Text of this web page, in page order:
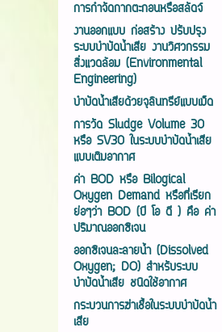
การกำจัดกากตะกอนหรือสลัดจ์
งานออกแบบ ก่อสร้าง ปรับปรุง
ระบบบำบัดน้ำเสีย งานวิศวกรรม
สิ่งแวดล้อม (Environmental
Engineering)
บำบัดน้ำเสียด้วยจุลินทรีย์แบบเม็ด
การวัด Sludge Volume 30
หรือ SV30 ในระบบบำบัดน้ำเสีย
แบบเติมอากาศ
ค่า BOD หรือ Bilogical
Oxygen Demand หรือที่เรียก
ย่อๆว่า BOD (บี โอ ดี ) คือ ค่า
ปริมาณออกซิเจน
ออกซิเจนละลายน้ำ (Dissolved
Oxygen; DO) สำหรับระบบ
บำบัดน้ำเสีย ชนิดใช้อากาศ
กระบวนการฆ่าเชื้อในระบบบำบัดน้ำ
เสีย